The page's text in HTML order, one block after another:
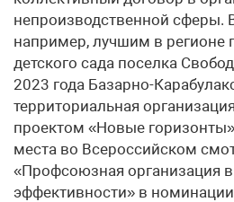
непроизводственной сферы.
например, лучшим в регионе
детского сада поселка
2023 года Базарно-
территориальная
проектом «Новые горизонты»
места во Всероссийском
«Профсоюзная организация
эффективности» в